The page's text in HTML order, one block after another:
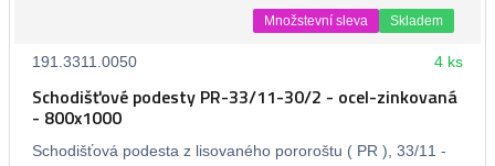
Množstevní sleva Skladem
191.3311.0050 4 ks
Schodišťové podesty PR-33/11-30/2 - ocel-zinkovaná
- 800x1000
Schodišťová podesta z lisovaného pororoštu ( PR ), 33/11 -